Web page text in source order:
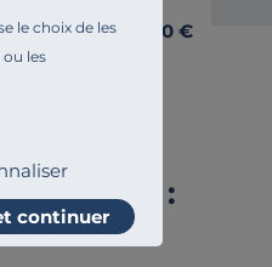
le choix de les
ou les
continuer
Dès 25,00 €
OFFRE :